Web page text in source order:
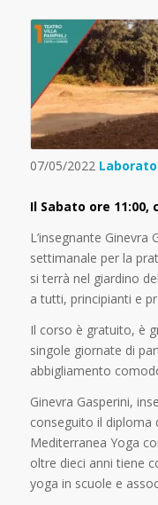
07/05/2022
Il Sabato ore 11:00,
L’insegnante
settimanale per la
si terrà nel giardino
a tutti, principianti e
Il corso è gratuito, è
singole giornate di
abbigliamento
Ginevra Gasperini,
conseguito il diploma
Mediterranea Yoga
oltre dieci anni tiene
yoga in scuole e